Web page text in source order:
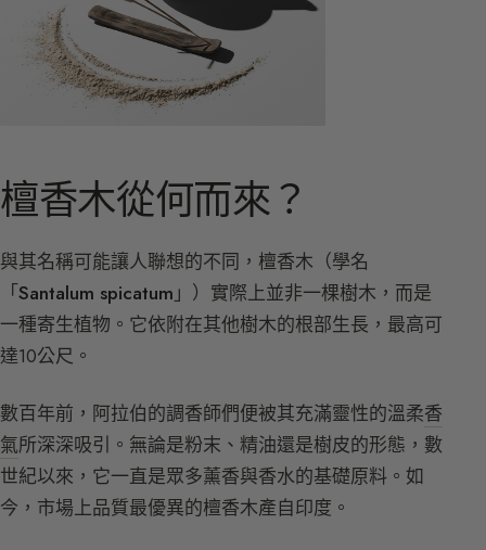
檀香木從何而來？
與其名稱可能讓人聯想的不同，檀香木（學名
「Santalum spicatum 」）實際上並非一棵樹木，而是
一種寄生植物。它依附在其他樹木的根部生長，最高可
達10公尺。
數百年前，阿拉伯的調香師們便被其充滿靈性的溫柔香
氣所深深吸引。無論是粉末、精油還是樹皮的形態，數
世紀以來，它一直是眾多薰香與香水的基礎原料。如
今，市場上品質最優異的檀香木產自印度。